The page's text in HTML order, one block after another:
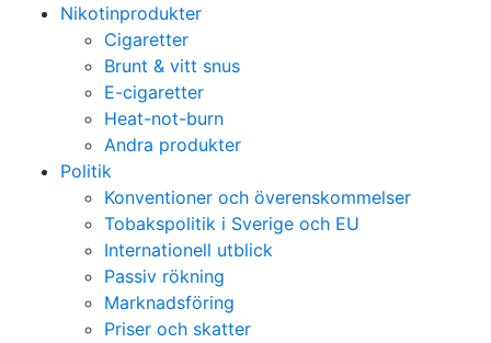
Nikotinprodukter
Cigaretter
Brunt & vitt snus
E-cigaretter
Heat-not-burn
Andra produkter
Politik
Konventioner och överenskommelser
Tobakspolitik i Sverige och EU
Internationell utblick
Passiv rökning
Marknadsföring
Priser och skatter